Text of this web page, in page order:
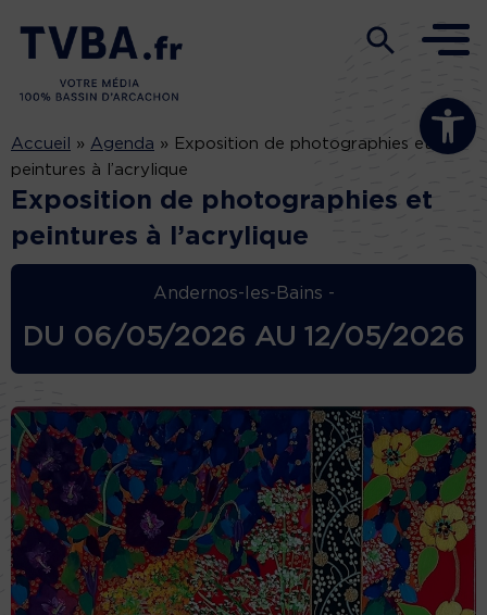
Ouvrir la
Accueil » Agenda » Exposition de photographies et
peintures à l’acrylique
Exposition de photographies et
peintures à l’acrylique
Andernos-les-Bains -
DU 06/05/2026 AU 12/05/2026